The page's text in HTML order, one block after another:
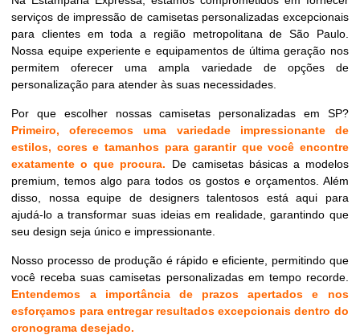
serviços de impressão de camisetas personalizadas excepcionais
para clientes em toda a região metropolitana de São Paulo.
Nossa equipe experiente e equipamentos de última geração nos
permitem oferecer uma ampla variedade de opções de
personalização para atender às suas necessidades.
Por que escolher nossas camisetas personalizadas em SP?
Primeiro, oferecemos uma variedade impressionante de
estilos, cores e tamanhos para garantir que você encontre
exatamente o que procura.
De camisetas básicas a modelos
premium, temos algo para todos os gostos e orçamentos. Além
disso, nossa equipe de designers talentosos está aqui para
ajudá-lo a transformar suas ideias em realidade, garantindo que
seu design seja único e impressionante.
Nosso processo de produção é rápido e eficiente, permitindo que
você receba suas camisetas personalizadas em tempo recorde.
Entendemos a importância de prazos apertados e nos
esforçamos para entregar resultados excepcionais dentro do
cronograma desejado.